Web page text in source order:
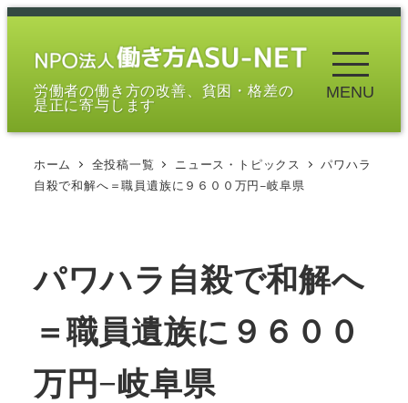
メ
労働者の働き方の改善、貧困・格差の
是正に寄与します
MENU
ホーム 全投稿一覧 ニュース・トピックス
パワハラ
自殺で和解へ＝職員遺族に９６００万円−岐阜県
パワハラ自殺で和解へ
＝職員遺族に９６００
万円−岐阜県